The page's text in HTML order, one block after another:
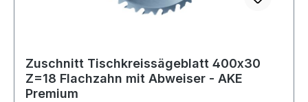
Zuschnitt Tischkreissägeblatt 400x30
Z=18 Flachzahn mit Abweiser - AKE
Premium